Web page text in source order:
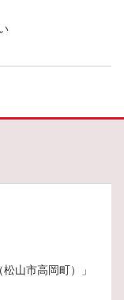
山市高岡町）」